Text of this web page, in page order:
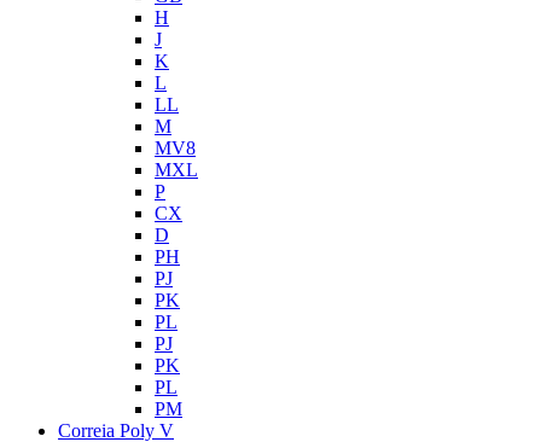
H
J
K
L
LL
M
MV8
MXL
P
CX
D
PH
PJ
PK
PL
PJ
PK
PL
PM
Correia Poly V